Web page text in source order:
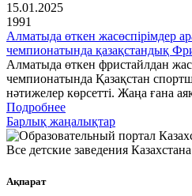
15.01.2025
1991
Алматыда өткен жасөспірімдер
чемпионатында қазақстандық
Алматыда өткен фристайлдан
чемпионатында Қазақстан
нәтижелер көрсетті. Жаңа ғана
Подробнее
Барлық жаңалықтар
Все детские заведения Казахстана
Ақпарат